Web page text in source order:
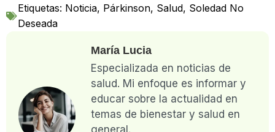
Etiquetas: Noticia, Párkinson, Salud, Soledad No
Deseada
María Lucia
Especializada en noticias de
salud. Mi enfoque es informar y
educar sobre la actualidad en
temas de bienestar y salud en
general.